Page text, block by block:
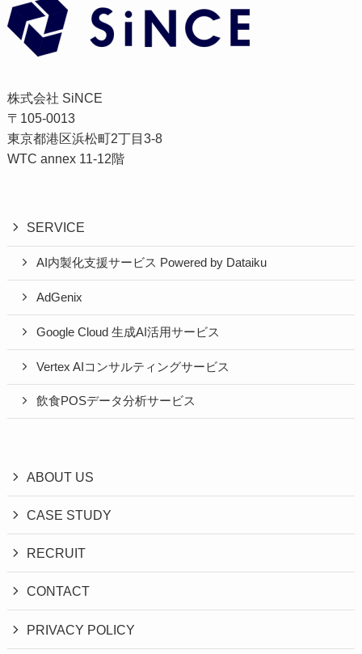
株式会社 SiNCE
〒105-0013
東京都港区浜松町2丁目3-8
WTC annex 11-12階
SERVICE
AI内製化支援サービス Powered by Dataiku
AdGenix
Google Cloud 生成AI活用サービス
Vertex AIコンサルティングサービス
飲食POSデータ分析サービス
ABOUT US
CASE STUDY
RECRUIT
CONTACT
PRIVACY POLICY